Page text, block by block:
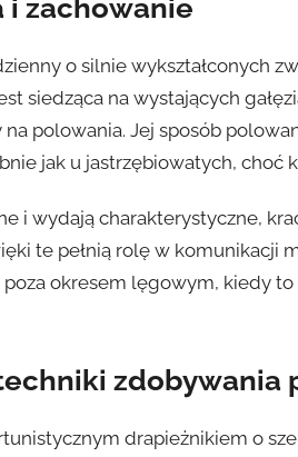
i zachowanie
o silnie wykształconych
siedząca na wystających
polowania. Jej sposób
jak u jastrzębiowatych, choć
i wydają charakterystyczne,
te pełnią rolę w komunikacji
okresem lęgowym, kiedy
zdobywania
drapieżnikiem o